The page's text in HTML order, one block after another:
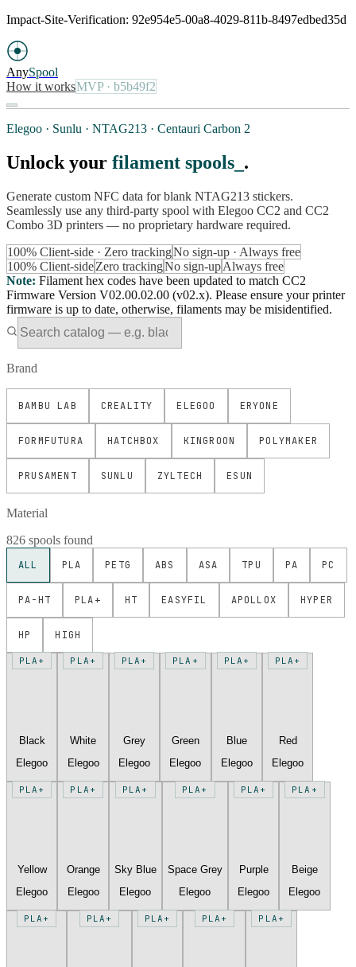
Impact-Site-Verification: 92e954e5-00a8-4029-811b-8497edbed35d
AnySpool
How it worksMVP· b5b49f2
Elegoo · Sunlu · NTAG213 · Centauri Carbon 2
Unlock your filament spools .
Generate custom NFC data for blank NTAG213 stickers.
Seamlessly use any third-party spool with Elegoo CC2 and CC2
Combo 3D printers — no proprietary hardware required.
100% Client-side · Zero trackingNo sign-up · Always free
100% Client-sideZero trackingNo sign-upAlways free
Note: Filament hex codes have been updated to match CC2
Firmware Version V02.00.02.00 (v02.x). Please ensure your printer
firmware is up to date, otherwise, filaments may be misidentified.
Brand
BAMBU LAB CREALITY ELEGOO ERYONE
FORMFUTURA HATCHBOX KINGROON POLYMAKER
PRUSAMENT SUNLU ZYLTECH ESUN
Material
826 spools found
ALL PLA PETG ABS ASA TPU PA PC
PA-HT PLA+ HT EASYFIL APOLLOX HYPER
HP HIGH
PLA+
Black
Elegoo
PLA+
White
Elegoo
PLA+
Grey
Elegoo
PLA+
Green
Elegoo
PLA+
Blue
Elegoo
PLA+
Red
Elegoo
PLA+
Yellow
Elegoo
PLA+
Orange
Elegoo
PLA+
Sky Blue
Elegoo
PLA+
Space Grey
Elegoo
PLA+
Purple
Elegoo
PLA+
Beige
Elegoo
PLA+ PLA+ PLA+ PLA+ PLA+